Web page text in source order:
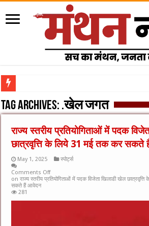
Tag Archives: .खेल जगत
राज्‍य स्‍तरीय प्रतियोगिताओं में पदक
छात्रवृत्ति के लिये 31 मई तक कर
May 1, 2025
स्पोर्ट्स
Comments Off
on राज्‍य स्‍तरीय प्रतियोगिताओं में पदक विजेता खिलाडी खेल
सकते हैं आवेदन
281